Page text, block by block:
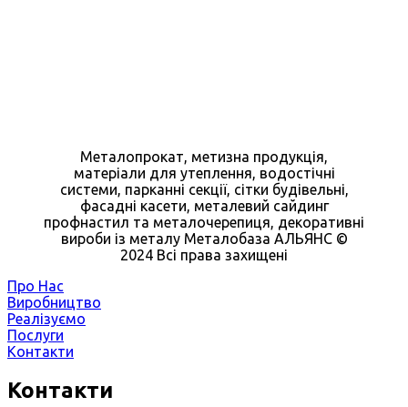
Металопрокат, метизна продукція,
матеріали для утеплення, водостічні
системи, парканні секції, сітки будівельні,
фасадні касети, металевий сайдинг
профнастил та металочерепиця, декоративні
вироби із металу Металобаза АЛЬЯНС ©
2024 Всі права захищені
Про Нас
Виробництво
Реалізуємо
Послуги
Контакти
Контакти